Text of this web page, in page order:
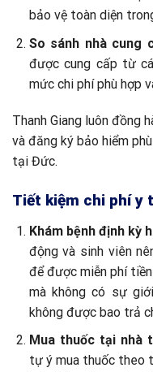
bảo vệ toàn diện
So sánh nhà cung
được cung cấp từ
mức chi phí phù hợp
Thanh Giang luôn đồng
và đăng ký bảo hiểm
tại Đức.
Tiết kiệm chi phí y
Khám bệnh định kỳ
động và sinh viên
để được miễn phí
mà không có sự
không được bao trả
Mua thuốc tại nhà
tự ý mua thuốc theo